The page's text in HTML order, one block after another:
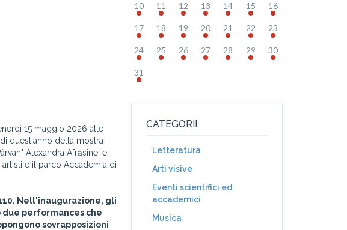
15 maggio 2026 alle
quest'anno della mostra
Alexandra Afrăsinei e
e il parco Accademia di
Nell'inaugurazione, gli
due performances che
sovrapposizioni
10 11 12 13 14 15 16
17 18 19 20 21 22 23
24 25 26 27 28 29 30
31
CATEGORII
Letteratura
Arti visive
Eventi scientifici ed
accademici
Musica